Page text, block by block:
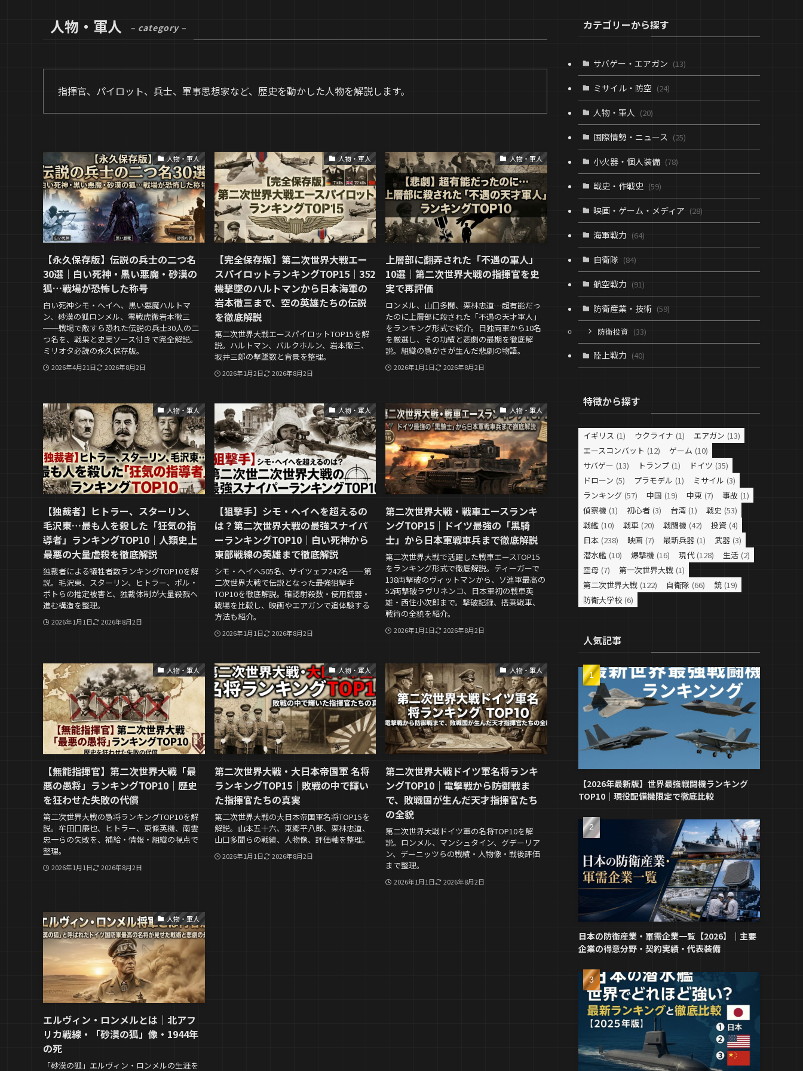
人物・軍人 – category –
指揮官、パイロット、兵士、軍事思想家など、歴史を動かした人物を解説します。
人物・軍人
【永久保存版】伝説の兵士の二つ名
30選｜白い死神・黒い悪魔・砂漠の
狐…戦場が恐怖した称号
白い死神シモ・ヘイヘ、黒い悪魔ハルトマ
ン、砂漠の狐ロンメル、零戦虎徹岩本徹三
──戦場で敵すら恐れた伝説の兵士30人の二
つ名を、戦果と史実ソース付きで完全解説。
ミリオタ必読の永久保存版。
2026年4月21日 2026年8月2日
人物・軍人
【完全保存版】第二次世界大戦エー
スパイロットランキングTOP15｜352
機撃墜のハルトマンから日本海軍の
岩本徹三まで、空の英雄たちの伝説
を徹底解説
第二次世界大戦エースパイロットTOP15を解
説。ハルトマン、バルクホルン、岩本徹三、
坂井三郎の撃墜数と背景を整理。
2026年1月2日 2026年8月2日
人物・軍人
上層部に翻弄された「不遇の軍人」
10選｜第二次世界大戦の指揮官を史
実で再評価
ロンメル、山口多聞、栗林忠道…超有能だっ
たのに上層部に殺された「不遇の天才軍人」
をランキング形式で紹介。日独両軍から10名
を厳選し、その功績と悲劇の最期を徹底解
説。組織の愚かさが生んだ悲劇の物語。
2026年1月1日 2026年8月2日
人物・軍人
【独裁者】ヒトラー、スターリン、
毛沢東…最も人を殺した「狂気の指
導者」ランキングTOP10｜人類史上
最悪の大量虐殺を徹底解説
独裁者による犠牲者数ランキングTOP10を解
説。毛沢東、スターリン、ヒトラー、ポル・
ポトらの推定被害と、独裁体制が大量殺戮へ
進む構造を整理。
2026年1月1日 2026年8月2日
人物・軍人
【狙撃手】シモ・ヘイヘを超えるの
は？第二次世界大戦の最強スナイパ
ーランキングTOP10｜白い死神から
東部戦線の英雄まで徹底解説
シモ・ヘイヘ505名、ザイツェフ242名——第
二次世界大戦で伝説となった最強狙撃手
TOP10を徹底解説。確認射殺数・使用銃器・
戦場を比較し、映画やエアガンで追体験する
方法も紹介。
2026年1月1日 2026年8月2日
人物・軍人
第二次世界大戦・戦車エースランキ
ングTOP15｜ドイツ最強の「黒騎
士」から日本軍戦車兵まで徹底解説
第二次世界大戦で活躍した戦車エースTOP15
をランキング形式で徹底解説。ティーガーで
138両撃破のヴィットマンから、ソ連軍最高の
52両撃破ラヴリネンコ、日本軍初の戦車英
雄・西住小次郎まで。撃破記録、搭乗戦車、
戦術の全貌を紹介。
2026年1月1日 2026年8月2日
人物・軍人
【無能指揮官】第二次世界大戦「最
悪の愚将」ランキングTOP10｜歴史
を狂わせた失敗の代償
第二次世界大戦の愚将ランキングTOP10を解
説。牟田口廉也、ヒトラー、東條英機、南雲
忠一らの失敗を、補給・情報・組織の視点で
整理。
2026年1月1日 2026年8月2日
人物・軍人
第二次世界大戦・大日本帝国軍 名将
ランキングTOP15｜敗戦の中で輝い
た指揮官たちの真実
第二次世界大戦の大日本帝国軍名将TOP15を
解説。山本五十六、東郷平八郎、栗林忠道、
山口多聞らの戦績、人物像、評価軸を整理。
2026年1月1日 2026年8月2日
人物・軍人
第二次世界大戦ドイツ軍名将ランキ
ングTOP10｜電撃戦から防御戦ま
で、敗戦国が生んだ天才指揮官たち
の全貌
第二次世界大戦ドイツ軍の名将TOP10を解
説。ロンメル、マンシュタイン、グデーリア
ン、デーニッツらの戦績・人物像・戦後評価
まで整理。
2026年1月1日 2026年8月2日
人物・軍人
エルヴィン・ロンメルとは｜北アフ
リカ戦線・「砂漠の狐」像・1944年
の死
「砂漠の狐」エルヴィン・ロンメルの生涯を
カテゴリーから探す
サバゲー・エアガン (13)
ミサイル・防空 (24)
人物・軍人 (20)
国際情勢・ニュース (25)
小火器・個人装備 (78)
戦史・作戦史 (59)
映画・ゲーム・メディア (28)
海軍戦力 (64)
自衛隊 (84)
航空戦力 (91)
防衛産業・技術 (59)
防衛投資 (33)
陸上戦力 (40)
特徴から探す
イギリス (1) ウクライナ (1) エアガン (13)
エースコンバット (12) ゲーム (10)
サバゲー (13) トランプ (1) ドイツ (35)
ドローン (5) プラモデル (1) ミサイル (3)
ランキング (57) 中国 (19) 中東 (7) 事故 (1)
偵察機 (1) 初心者 (3) 台湾 (1) 戦史 (53)
戦艦 (10) 戦車 (20) 戦闘機 (42) 投資 (4)
日本 (238) 映画 (7) 最新兵器 (1) 武器 (3)
潜水艦 (10) 爆撃機 (16) 現代 (128) 生活 (2)
空母 (7) 第一次世界大戦 (1)
第二次世界大戦 (122) 自衛隊 (66) 銃 (19)
防衛大学校 (6)
人気記事
【2026年最新版】世界最強戦闘機ランキング
TOP10｜現役配備機限定で徹底比較
日本の防衛産業・軍需企業一覧【2026】｜主要
企業の得意分野・契約実績・代表装備